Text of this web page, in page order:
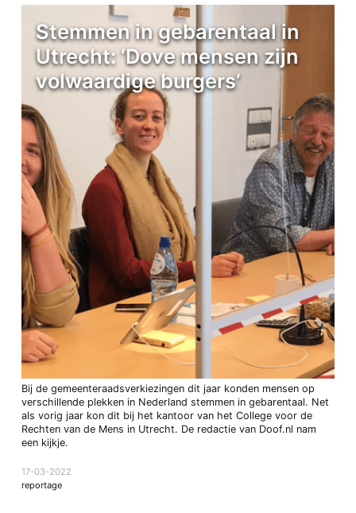
Stemmen in gebarentaal in
Utrecht: ‘Dove mensen zijn
volwaardige burgers’
Bij de gemeenteraadsverkiezingen dit jaar konden mensen op
verschillende plekken in Nederland stemmen in gebarentaal. Net
als vorig jaar kon dit bij het kantoor van het College voor de
Rechten van de Mens in Utrecht. De redactie van Doof.nl nam
een kijkje.
17-03-2022
reportage